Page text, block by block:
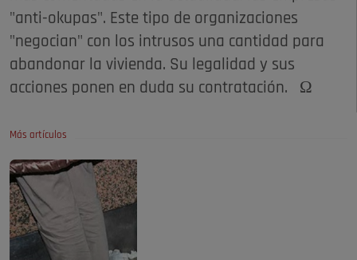
"anti-okupas". Este tipo de organizaciones
"negocian" con los intrusos una cantidad para
abandonar la vivienda. Su legalidad y sus
acciones ponen en duda su contratación. Ω
Más artículos